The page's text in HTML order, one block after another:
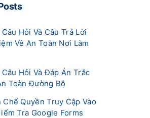
Hỏi Và Câu Trả Lời
Về An Toàn Nơi Làm
Hỏi Và Đáp Án Trắc
Toàn Đường Bộ
Chế Quyền Truy Cập Vào
Tra Google Forms